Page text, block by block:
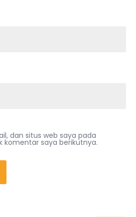
dan situs web saya pada
komentar saya berikutnya.